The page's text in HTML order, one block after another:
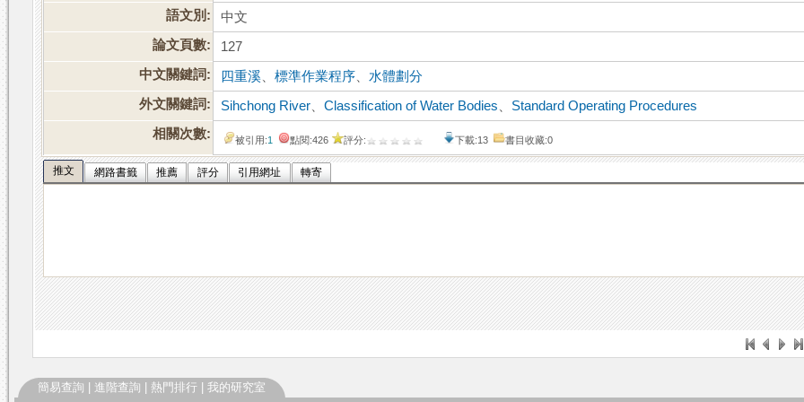
語文別:
中文
論文頁數:
127
中文關鍵詞:
四重溪 、標準作業程序
水體劃分
外文關鍵詞:
Sihchong River 、Classification of Water Bodies
Standard Operating Procedures
相關次數:
被引用:1 點閱:426 評分: 下載:13 書目收藏:0
推文 網路書籤 推薦 評分 引用網址 轉寄
簡易查詢 進階查詢 熱門排行 我的研究室